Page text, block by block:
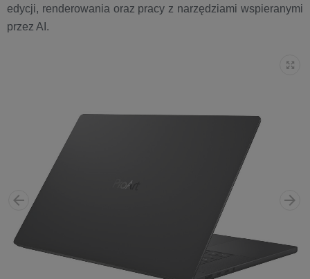
edycji, renderowania oraz pracy z narzędziami wspieranymi
przez AI.